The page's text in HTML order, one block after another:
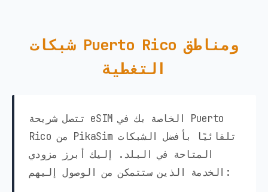
شبكات Puerto Rico ومناطق
التغطية
تتصل شريحة eSIM الخاصة بك في Puerto
Rico من PikaSim تلقائيًا بأفضل الشبكات
المتاحة في البلد. إليك أبرز مزودي
الخدمة الذين ستتمكن من الوصول إليهم: